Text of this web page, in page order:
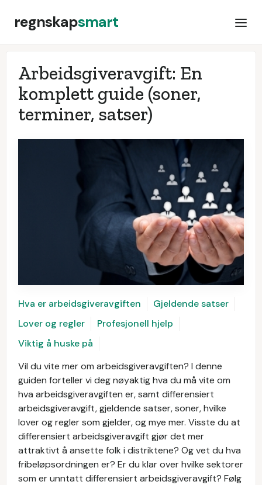
regnskapsmart
Arbeidsgiveravgift: En
komplett guide (soner,
terminer, satser)
Hva er arbeidsgiveravgiften
Gjeldende satser
Lover og regler
Profesjonell hjelp
Viktig å huske på
Vil du vite mer om arbeidsgiveravgiften? I denne
guiden forteller vi deg nøyaktig hva du må vite om
hva arbeidsgiveravgiften er, samt differensiert
arbeidsgiveravgift, gjeldende satser, soner, hvilke
lover og regler som gjelder, og mye mer. Visste du at
differensiert arbeidsgiveravgift gjør det mer
attraktivt å ansette folk i distriktene? Og vet du hva
fribeløpsordningen er? Er du klar over hvilke sektorer
som er unntatt differensiert arbeidsgiveravgift? Følg